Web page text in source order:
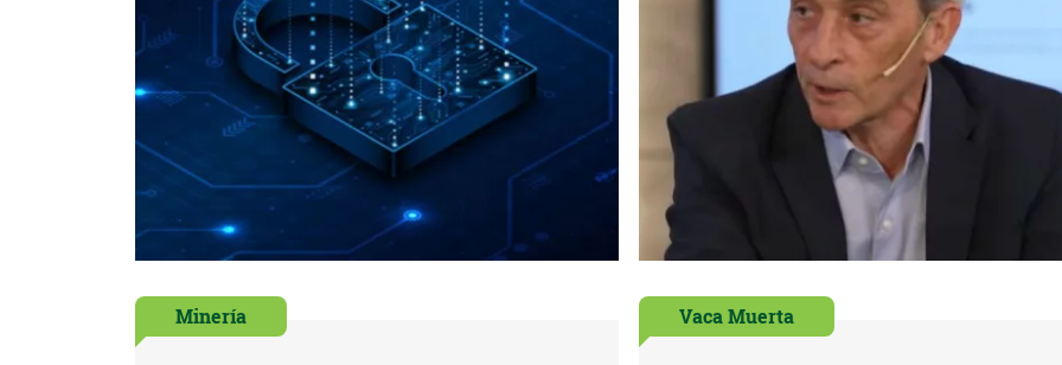
Minería Vaca Muerta